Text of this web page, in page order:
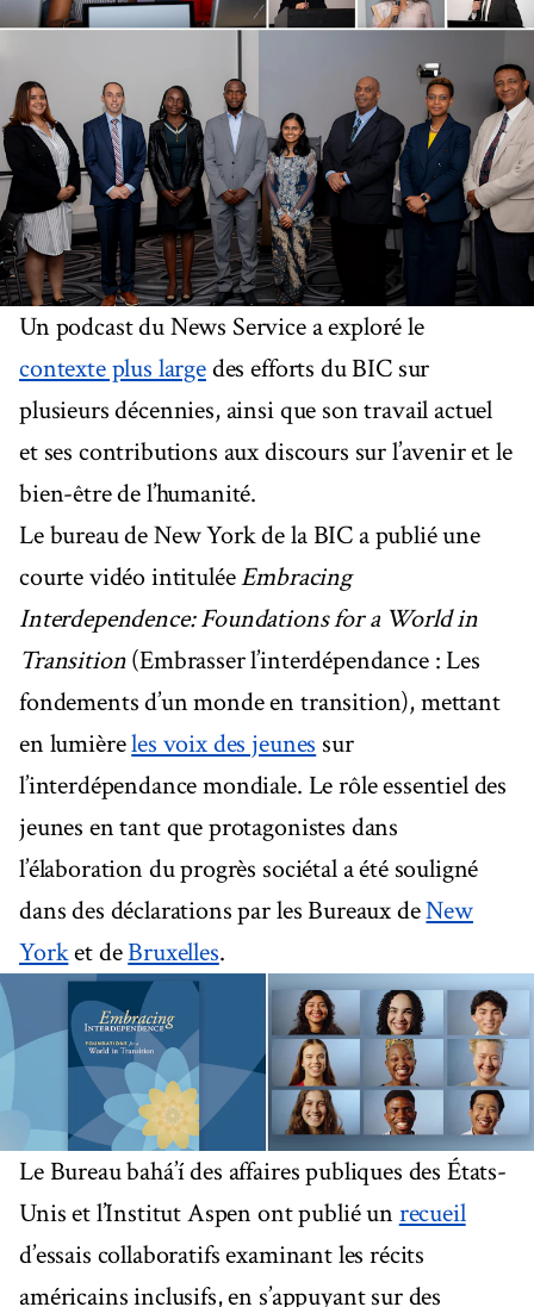
Un podcast du News Service a exploré le
contexte plus largedes efforts du BIC sur
plusieurs décennies, ainsi que son travail actuel
et ses contributions aux discours sur l’avenir et le
bien-être de l’humanité.
Le bureau de New York de la BIC a publié une
courte vidéo intituléeEmbracing
Interdependence: Foundations for a World in
Transition(Embrasser l’interdépendance : Les
fondements d’un monde en transition), mettant
en lumièreles voix des jeunes sur
l’interdépendance mondiale. Le rôle essentiel des
jeunes en tant que protagonistes dans
l’élaboration du progrès sociétal a été souligné
dans des déclarations par les Bureaux deNew
Yorket deBruxelles.
Le Bureau bahá’í des affaires publiques des États-
Unis et l’Institut Aspen ont publié un recueil
d’essais collaboratifs examinant les récits
américains inclusifs, en s’appuyant sur des